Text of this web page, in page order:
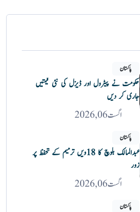
پاکستان
حکومت نے پیٹرول اور ڈیزل کی نئی قیمتیں
جاری کر دیں
اگست 06, 2026
پاکستان
عبدالمالک بلوچ کا 18ویں ترمیم کے تحفظ پر
زور
اگست 06, 2026
پاکستان